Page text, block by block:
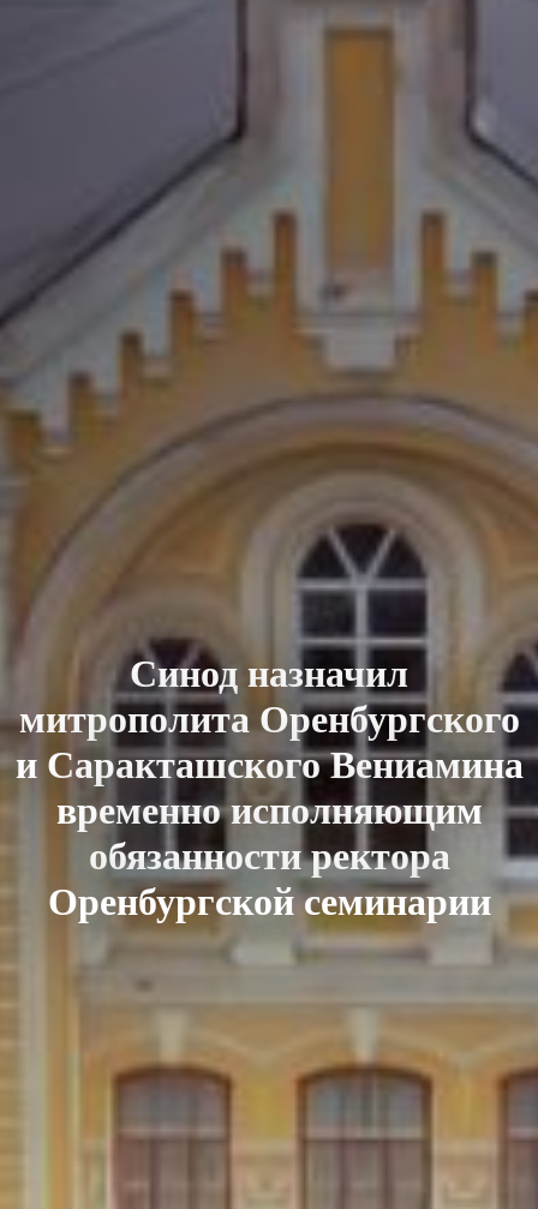
Синод назначил
митрополита Оренбургского
и Саракташского Вениамина
временно исполняющим
обязанности ректора
Оренбургской семинарии